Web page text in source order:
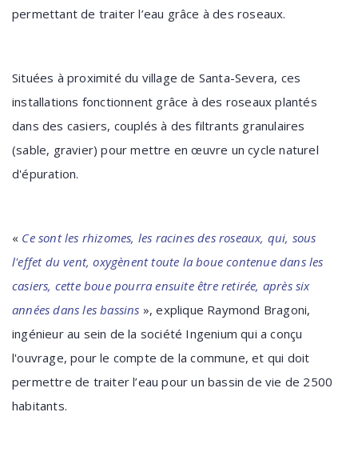
permettant de traiter l’eau grâce à des roseaux.
Situées à proximité du village de Santa-Severa, ces
installations fonctionnent grâce à des roseaux plantés
dans des casiers, couplés à des filtrants granulaires
(sable, gravier) pour mettre en œuvre un cycle naturel
d'épuration.
« Ce sont les rhizomes, les racines des roseaux, qui, sous
l'effet du vent, oxygènent toute la boue contenue dans les
casiers, cette boue pourra ensuite être retirée, après six
années dans les bassins », explique Raymond Bragoni,
ingénieur au sein de la société Ingenium qui a conçu
l'ouvrage, pour le compte de la commune, et qui doit
permettre de traiter l’eau pour un bassin de vie de 2500
habitants.